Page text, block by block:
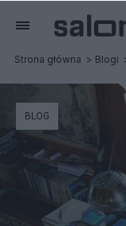
Strona główna Blogi
BLOG